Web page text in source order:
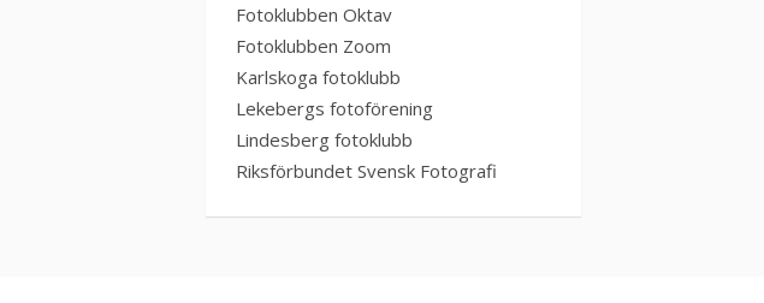
Fotoklubben Oktav
Fotoklubben Zoom
Karlskoga fotoklubb
Lekebergs fotoförening
Lindesberg fotoklubb
Riksförbundet Svensk Fotografi